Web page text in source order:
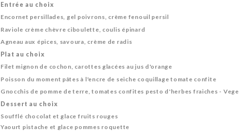
Entrée au choix
Encornet persillades, gel poivrons, crème fenouil persil
Raviole crème chèvre ciboulette, coulis épinard
Agneau aux épices, savoura, crème de radis
Plat au choix
Filet mignon de cochon, carottes glacées au jus d'orange
Poisson du moment pâtes à l'encre de seiche coquillage tomate confite
Gnocchis de pomme de terre, tomates confites pesto d'herbes fraiches - Vege
Dessert au choix
Soufflé chocolat et glace fruits rouges
Yaourt pistache et glace pommes roquette